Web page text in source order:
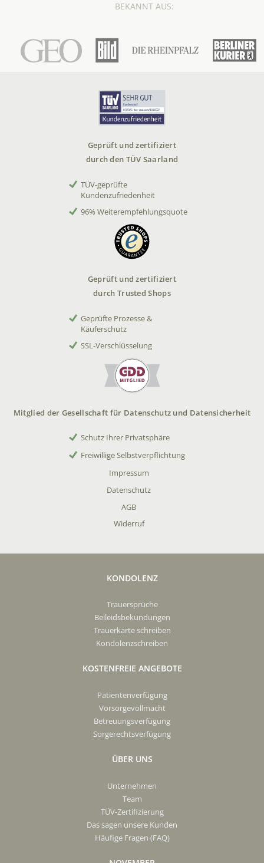
BEKANNT AUS:
Geprüft und zertifiziert
durch den TÜV Saarland
TÜV-geprüfte
Kundenzufriedenheit
96% Weiterempfehlungsquote
Geprüft und zertifiziert
durch Trusted Shops
Geprüfte Prozesse &
Käuferschutz
SSL-Verschlüsselung
Mitglied der Gesellschaft für Datenschutz und Datensicherheit
Schutz Ihrer Privatsphäre
Freiwillige Selbstverpflichtung
Impressum
Datenschutz
AGB
Widerruf
KONDOLENZ
Trauersprüche
Beileidsbekundungen
Trauerkarte schreiben
Kondolenzschreiben
KOSTENFREIE ANGEBOTE
Patientenverfügung
Vorsorgevollmacht
Betreuungsverfügung
Sorgerechtsverfügung
ÜBER UNS
Unternehmen
Team
TÜV-Zertifizierung
Das sagen unsere Kunden
Häufige Fragen (FAQ)